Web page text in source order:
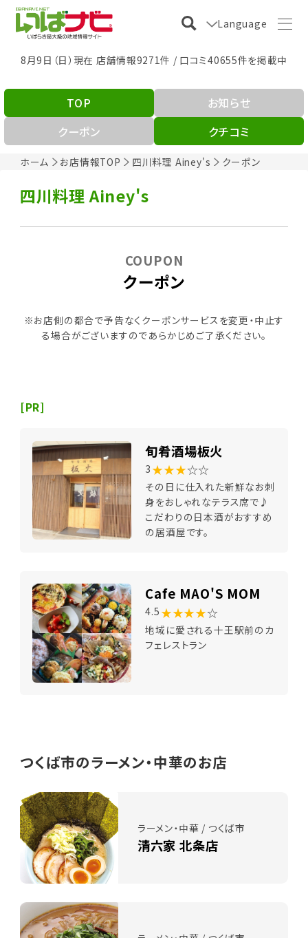
Language
8月9日（日）現在 店舗情報9271件 / 口コミ40655件を掲載中
ホーム お店情報TOP 四川料理 Ainey's クーポン
TOP
お知らせ
クーポン
クチコミ
四川料理 Ainey's
クーポン
COUPON
※お店側の都合で予告なくクーポンサービスを変更・中止す
る場合がございますのであらかじめご了承ください。
[PR]
旬肴酒場板火
3 ★★★☆☆
その日に仕入れた新鮮なお刺
身をおしゃれなテラス席で♪
こだわりの日本酒がおすすめ
の居酒屋です。
Cafe MAO'S MOM
4.5 ★★★★☆
地域に愛される十王駅前のカ
フェレストラン
つくば市のラーメン・中華のお店
ラーメン・中華 / つくば市
清六家 北条店